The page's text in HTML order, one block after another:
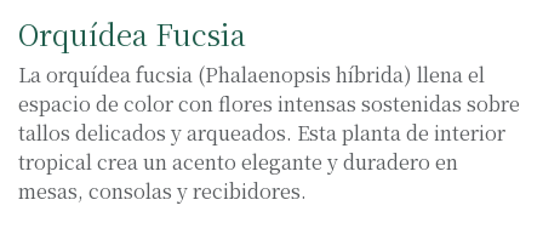
Orquídea Fucsia
La orquídea fucsia (Phalaenopsis híbrida) llena el
espacio de color con flores intensas sostenidas sobre
tallos delicados y arqueados. Esta planta de interior
tropical crea un acento elegante y duradero en
mesas, consolas y recibidores.